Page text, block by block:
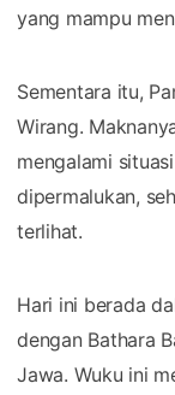
yang mampu
Sementara itu,
Wirang.
mengalami
dipermalukan,
terlihat.
Hari ini berada
dengan Bathara
Jawa. Wuku ini